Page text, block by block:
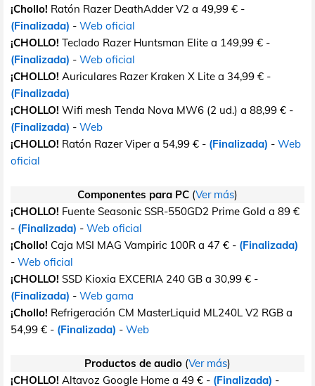
¡Chollo! Ratón Razer DeathAdder V2 a 49,99 € -
(Finalizada) - Web oficial
¡CHOLLO! Teclado Razer Huntsman Elite a 149,99 € -
(Finalizada) - Web oficial
¡CHOLLO! Auriculares Razer Kraken X Lite a 34,99 € -
(Finalizada)
¡CHOLLO! Wifi mesh Tenda Nova MW6 (2 ud.) a 88,99 € -
(Finalizada) - Web
¡CHOLLO! Ratón Razer Viper a 54,99 € - (Finalizada) - Web
oficial
Componentes para PC (Ver más)
¡CHOLLO! Fuente Seasonic SSR-550GD2 Prime Gold a 89 €
- (Finalizada) - Web oficial
¡Chollo! Caja MSI MAG Vampiric 100R a 47 € - (Finalizada)
- Web oficial
¡CHOLLO! SSD Kioxia EXCERIA 240 GB a 30,99 € -
(Finalizada) - Web gama
¡Chollo! Refrigeración CM MasterLiquid ML240L V2 RGB a
54,99 € - (Finalizada) - Web
Productos de audio (Ver más)
¡CHOLLO! Altavoz Google Home a 49 € - (Finalizada) -